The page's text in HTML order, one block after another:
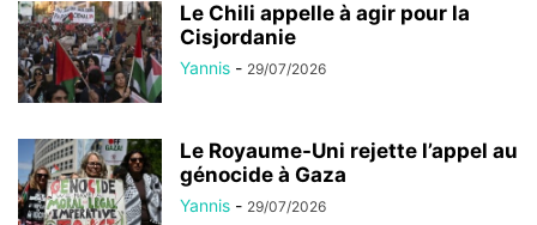
Le Chili appelle à agir pour la
Cisjordanie
Yannis - 29/07/2026
Le Royaume-Uni rejette l’appel au
génocide à Gaza
Yannis - 29/07/2026